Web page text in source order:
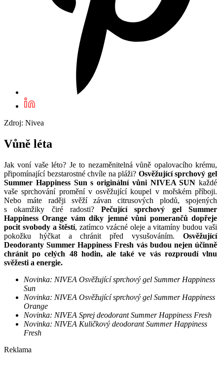
Zdroj: Nivea
Vůně léta
Jak voní vaše léto? Je to nezaměnitelná vůně opalovacího krému,
připomínající bezstarostné chvíle na pláži? Osvěžující sprchový gel
Summer Happiness Sun s originální vůni NIVEA SUN každé
vaše sprchování promění v osvěžující koupel v mořském příboji.
Nebo máte raději svěží závan citrusových plodů, spojených
s okamžiky čiré radosti?Pečující sprchový gel Summer
Happiness Orange vám díky jemné vůni pomerančů dopřeje
pocit svobody a štěstí, zatímco vzácné oleje a vitamíny budou vaši
pokožku hýčkat a chránit před vysušováním. Osvěžující
Deodoranty Summer Happiness Fresh vás budou nejen účinně
chránit po celých 48 hodin, ale také ve vás rozproudí vlnu
svěžesti a energie.
Novinka: NIVEA Osvěžující sprchový gel Summer Happiness
Sun
Novinka: NIVEA Osvěžující sprchový gel Summer Happiness
Orange
Novinka: NIVEA Sprej deodorant Summer Happiness Fresh
Novinka: NIVEA Kuličkový deodorant Summer Happiness
Fresh
Reklama